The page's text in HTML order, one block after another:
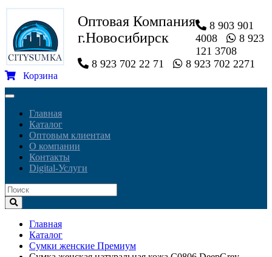
Оптовая Компания
г.Новосибирск
8 903 901
4008
8 923
121 3708
8 923 702 22 71
8 923 702 2271
Корзина
Toggle
navigationГлавная
Каталог
Оптовым клиентам
О компании
Контакты
Digital-Услуги
Главная
Каталог
Сумки женские Премиум